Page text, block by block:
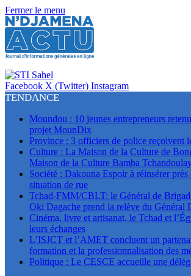
Fermer le menu
Facebook X (Twitter) Instagram
TENDANCE
Moundou : 10 jeunes entrepreneurs
projet MounDix
Province : 3 officiers de police reçoivent
Culture : La Maison de la Culture de
Maison de la Culture Bamba
Société : Dakouna Espoir à réinsérer près
situation de rue
Tchad-FMM/CBLT: le Général de
Oki Dagache prend la relève du Général
Cinéma, livre et artisanat, le Tchad et
leurs échanges
L’ISJCT et l’AMET concluent un
formation et la professionnalisation des
Politique : Le CESCE accueille une